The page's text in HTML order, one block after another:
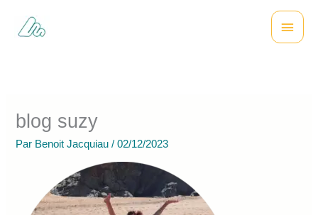
contenu
Menu
blog suzy
Par Benoit Jacquiau/02/12/2023